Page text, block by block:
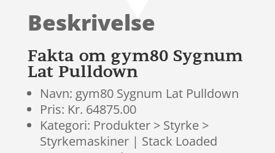
på
ømmels
er
Beskrivelse
Fakta om gym80 Sygnum
Lat Pulldown
Navn: gym80 Sygnum Lat Pulldown
Pris: Kr. 64875.00
Kategori: Produkter > Styrke >
Styrkemaskiner | Stack Loaded